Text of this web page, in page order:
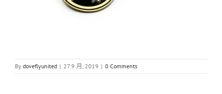
By doveflyunited | 27 9 月, 2019 | 0 Comments